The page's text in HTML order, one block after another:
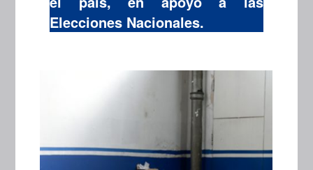
Elecciones Nacionales.